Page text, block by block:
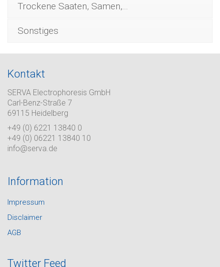
Trockene Saaten, Samen,...
Sonstiges
Kontakt
SERVA Electrophoresis GmbH
Carl-Benz-Straße 7
69115 Heidelberg
+49 (0) 6221 13840 0
+49 (0) 06221 13840 10
info@serva.de
Information
Impressum
Disclaimer
AGB
Twitter Feed